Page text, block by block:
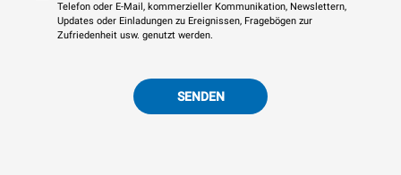
Telefon oder E-Mail, kommerzieller Kommunikation, Newslettern,
Updates oder Einladungen zu Ereignissen, Fragebögen zur
Zufriedenheit usw. genutzt werden.
SENDEN